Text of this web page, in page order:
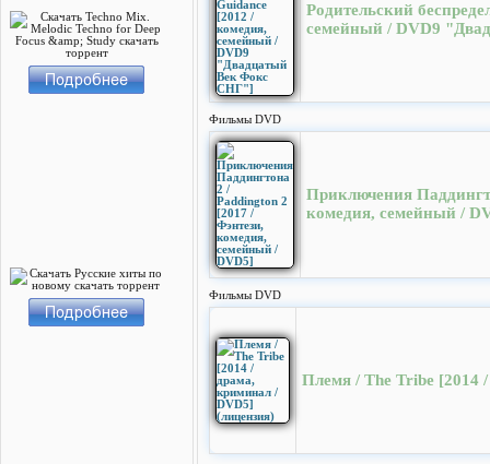
Родительский
семейный / DVD9
Фильмы DVD
Приключения
комедия, семейный /
Фильмы DVD
Племя / The Tribe [2014